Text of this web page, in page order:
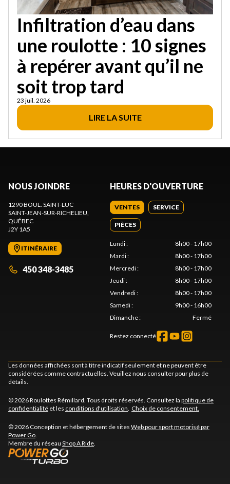
Infiltration d’eau dans
une roulotte : 10 signes
à repérer avant qu’il ne
soit trop tard
23 juil. 2026
LIRE LA SUITE
NOUS JOINDRE
1290 BOUL. SAINT-LUC
SAINT-JEAN-SUR-RICHELIEU,
QUÉBEC
J2Y 1A5
ITINÉRAIRE
450 348-3485
HEURES D'OUVERTURE
VENTES SERVICE
PIÈCES
Lundi:
8h00 - 17h00
Mardi:
8h00 - 17h00
Mercredi:
8h00 - 17h00
Jeudi:
8h00 - 17h00
Vendredi:
8h00 - 17h00
Samedi:
9h00 - 16h00
Dimanche: Fermé
Restez connecté
Les données affichées sont à titre indicatif seulement et ne peuvent être
considérées comme contractuelles. Veuillez nous consulter pour plus de
détails.
© 2026 Roulottes Rémillard. Tous droits réservés. Consultez la politique de
confidentialité et les conditions d'utilisation. Choix de consentement.
© 2026 Conception et hébergement de sites Web pour sport motorisé par
Power Go.
Membre du réseau Shop A Ride.